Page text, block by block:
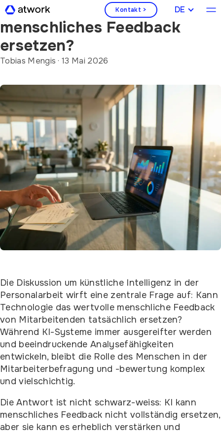
DEUTSCH
Kontakt >
Kann künstliche Intelligenz
menschliches Feedback
ersetzen?
Tobias Mengis ·13 Mai 2026
Die Diskussion um künstliche Intelligenz in der
Personalarbeit wirft eine zentrale Frage auf: Kann
Technologie das wertvolle menschliche Feedback
von Mitarbeitenden tatsächlich ersetzen?
Während KI-Systeme immer ausgereifter werden
und beeindruckende Analysefähigkeiten
entwickeln, bleibt die Rolle des Menschen in der
Mitarbeiterbefragung und -bewertung komplex
und vielschichtig.
Die Antwort ist nicht schwarz-weiss: KI kann
menschliches Feedback nicht vollständig ersetzen,
aber sie kann es erheblich verstärken und